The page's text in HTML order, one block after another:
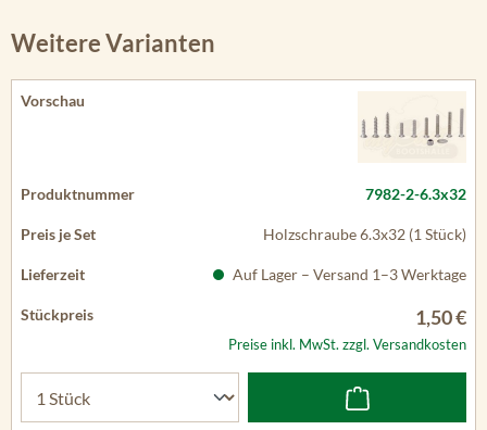
Weitere Varianten
7982-2-6.3x32
Holzschraube 6.3x32 (1 Stück)
Auf Lager – Versand 1–3 Werktage
1,50 €
Preise inkl. MwSt. zzgl. Versandkosten